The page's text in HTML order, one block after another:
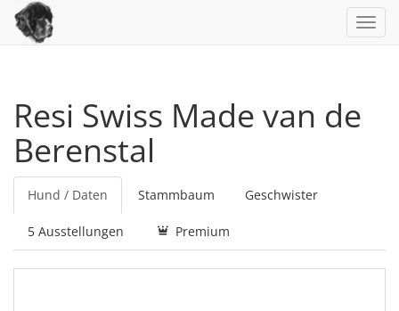
Resi Swiss Made van de
Berenstal
Hund / Daten Stammbaum Geschwister
5 Ausstellungen Premium